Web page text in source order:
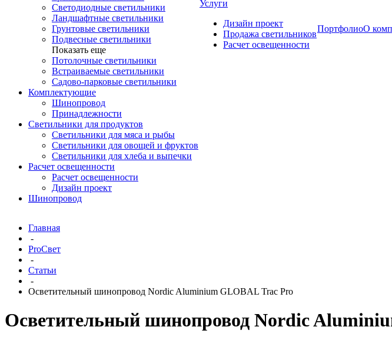
Светодиодные светильники
Ландшафтные светильники
Грунтовые светильники
Подвесные светильники
Показать еще
Потолочные светильники
Встраиваемые светильники
Садово-парковые светильники
Комплектующие
Шинопровод
Принадлежности
Светильники для продуктов
Светильники для мяса и рыбы
Светильники для овощей и фруктов
Светильники для хлеба и выпечки
Расчет освещенности
Расчет освещенности
Дизайн проект
Шинопровод
Услуги
Дизайн проект
Продажа светильников
Расчет освещенности
ПортфолиоО
Главная
-
ProСвет
-
Статьи
-
Осветительный шинопровод Nordic Aluminium GLOBAL Trac Pro
Осветительный шинопровод Nordic